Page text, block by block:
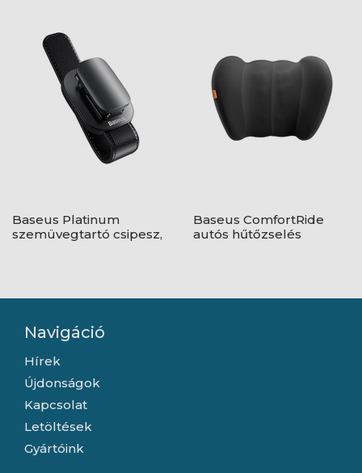
Baseus Platinum
szemüvegtartó csipesz,
Baseus ComfortRide
autós hűtőzselés
Navigáció
Hírek
Újdonságok
Kapcsolat
Letöltések
Gyártóink